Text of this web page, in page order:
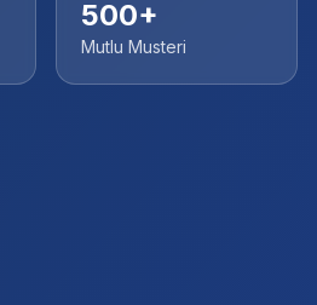
500+
Mutlu Musteri